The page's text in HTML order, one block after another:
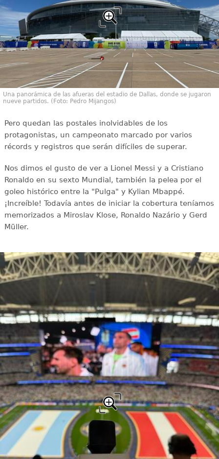
Una panorámica de las afueras del estadio de Dallas, donde se jugaron
nueve partidos. (Foto: Pedro Mijangos)
Pero quedan las postales inolvidables de los
protagonistas, un campeonato marcado por varios
récords y registros que serán difíciles de superar.
Nos dimos el gusto de ver a Lionel Messi y a Cristiano
Ronaldo en su sexto Mundial, también la pelea por el
goleo histórico entre la "Pulga" y Kylian Mbappé.
¡Increíble! Todavía antes de iniciar la cobertura teníamos
memorizados a Miroslav Klose, Ronaldo Nazário y Gerd
Müller.